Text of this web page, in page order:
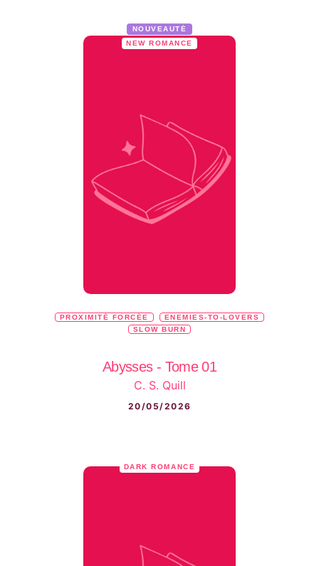
NOUVEAUTÉ
NEW ROMANCE
PROXIMITÉ FORCÉE
ENEMIES-TO-LOVERS
SLOW BURN
Abysses - Tome 01
C. S. Quill
20/05/2026
DARK ROMANCE